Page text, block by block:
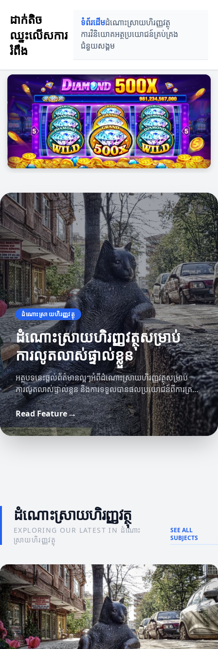
ដាក់តិច
ឈ្នះលើសការ
រំពឹង
ទំព័រដើមដំណោះស្រាយហិរញ្ញវត្ថុ
ការវិនិយោគអត្ថប្រយោជន៍គ្រប់គ្រង
ជំនួយសង្គម
ដំណោះស្រាយហិរញ្ញវត្ថុ
ដំណោះស្រាយហិរញ្ញវត្ថុសម្រាប់
ការលូតលាស់ផ្ទាល់ខ្លួន
អត្ថបទនេះផ្តល់ព័ត៌មានល្អៗអំពីដំណោះស្រាយហិរញ្ញវត្ថុសម្រាប់
ការលូតលាស់ផ្ទាល់ខ្លួន និងការទទួលបានផលប្រយោជន៍ពីការគ្រប់
គ្រងហិរញ្ញវត្ថុ។
Read Feature→
ការវិនិយោគ
យុទ្ធសាស្ត្រ​ការ​វិនិយោគ​សម្រាប់​ឆ្នាំ ២០២៤
អត្ថប្រយោជន៍គ្រប់គ្រង
អត្ថប្រយោជន៍នៃគ្រប់គ្រងក្នុងអាជីវកម្មទំនើប
ដំណោះស្រាយហិរញ្ញវត្ថុ
EXPLORING OUR LATEST IN ដំណោះ
ស្រាយហិរញ្ញវត្ថុ
SEE ALL
SUBJECTS